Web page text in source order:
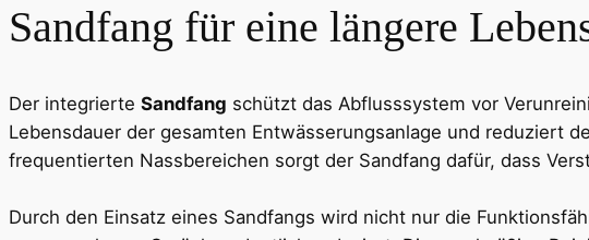
Sandfang für eine längere
Der integrierte Sandfang schützt das Abflusssystem vor
Lebensdauer der gesamten Entwässerungsanlage und reduziert
frequentierten Nassbereichen sorgt der Sandfang dafür, dass
Durch den Einsatz eines Sandfangs wird nicht nur die